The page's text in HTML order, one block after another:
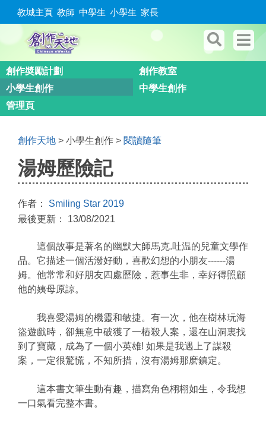
教城主頁 教師 中學生 小學生 家長
創作奬勵計劃
創作教室
小學生創作
中學生創作
管理頁
創作天地 > 小學生創作 > 閱讀隨筆
湯姆歷險記
作者： Smiling Star 2019
最後更新： 13/08/2021
這個故事是著名的幽默大師馬克.吐温的兒童文學作
品。 它描述一個活潑好動，喜歡幻想的小朋友------湯
姆。 他常常和好朋友四處歷險，惹事生非，幸好得照顧
他的姨母原諒。
我喜愛湯姆的機靈和敏捷。有一次，他在樹林玩海
盜遊戲時， 卻無意中破獲了一樁殺人案，還在山洞裏找
到了寶藏， 成為了一個小英雄! 如果是我遇上了謀殺
案，一定很驚慌，不知所措， 沒有湯姆那麽鎮定。
這本書文筆生動有趣，描寫角色栩栩如生， 令我想
一口氣看完整本書。